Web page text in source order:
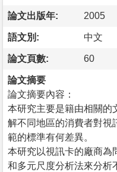
論文出版年: 2005
語文別: 中文
論文頁數: 60
論文摘要
論文摘要內容：
本研究主要是籍由相關的
解不同地區的消費者對視
範的標準有何差異。
本研究以視訊卡的廠商為
和多元尺度分析法來分析